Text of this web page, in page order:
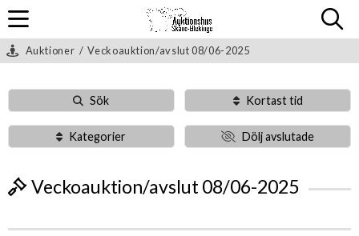
Auktioner / Veckoauktion/avslut 08/06-2025
Sök Kortast tid
Kategorier Dölj avslutade
Veckoauktion/avslut 08/06-2025